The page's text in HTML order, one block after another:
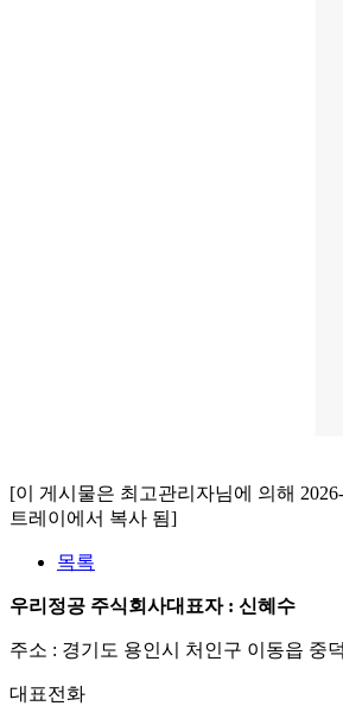
[이 게시물은 최고관리자님에 의해
트레이에서 복사 됨]
목록
우리정공 주식회사대표자 : 신혜수
주소 : 경기도 용인시 처인구 이동읍 중
대표전화